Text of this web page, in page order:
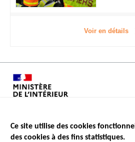
Voir en détails
Ce site utilise des cookies
des cookies à des fins statistiques.